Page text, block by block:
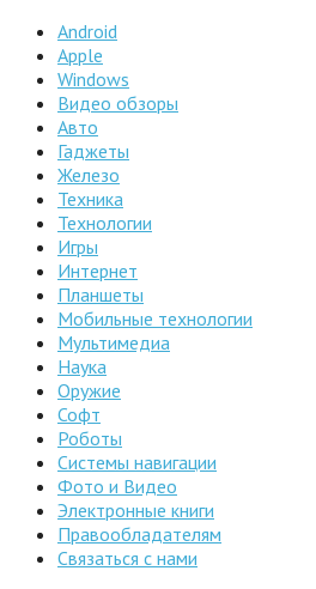
Android
Apple
Windows
Видео обзоры
Авто
Гаджеты
Железо
Техника
Технологии
Игры
Интернет
Планшеты
Мобильные технологии
Мультимедиа
Наука
Оружие
Софт
Роботы
Системы навигации
Фото и Видео
Электронные книги
Правообладателям
Связаться с нами